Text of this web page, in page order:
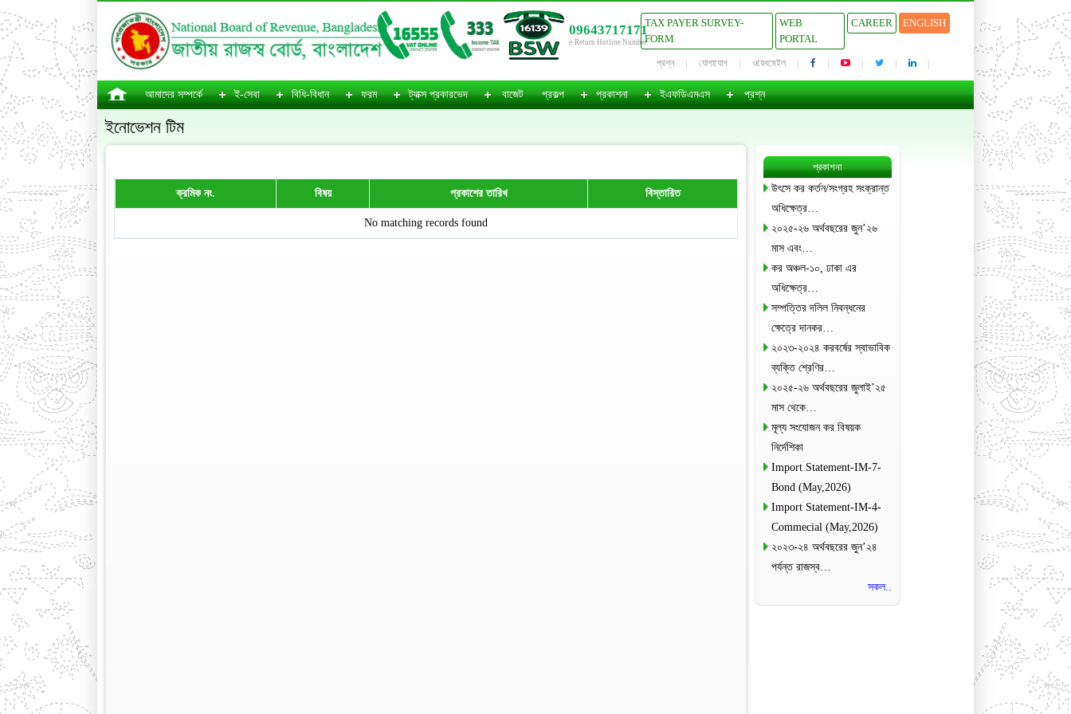
09643717171
e-Return Hotline Number
TAX PAYER SURVEY-
FORM
WEB
PORTAL
CAREER ENGLISH
প্রশ্ন যোগাযোগ ওয়েবমেইল
আমাদের সম্পর্কে ই-সেবা বিধি-বিধান ফরম ট্যাক্স প্রকারভেদ বাজেট প্রকল্প প্রকাশনা ইএফডিএমএস প্রশ্ন
ইনোভেশন টিম
ক্রমিক নং. বিষয় প্রকাশের তারিখ বিস্তারিত
No matching records found
প্রকাশনা
উৎসে কর কর্তন/সংগ্রহ সংক্রান্ত
অধিক্ষেত্র…
২০২৫-২৬ অর্থবছরের জুন’২৬
মাস এবং…
কর অঞ্চল-১০, ঢাকা এর
অধিক্ষেত্র…
সম্পত্তির দলিল নিবন্ধনের
ক্ষেত্রে দানকর…
২০২৩-২০২৪ করবর্ষের স্বাভাবিক
ব্যক্তি শ্রেণির…
২০২৫-২৬ অর্থবছরের জুলাই’২৫
মাস থেকে…
মূল্য সংযোজন কর বিষয়ক
নির্দেশিকা
Import Statement-IM-7-
Bond (May,2026)
Import Statement-IM-4-
Commecial (May,2026)
২০২৩-২৪ অর্থবছরের জুন’২৪
পর্যন্ত রাজস্ব…
সকল..